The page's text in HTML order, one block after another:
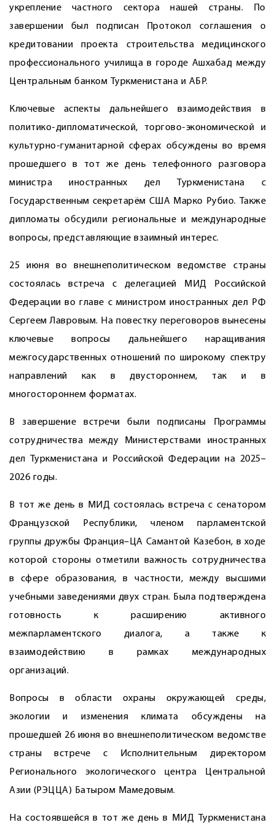
укрепление частного сектора нашей страны. По
завершении был подписан Протокол соглашения о
кредитовании проекта строительства медицинского
профессионального училища в городе Ашхабад между
Центральным банком Туркменистана и АБР.
Ключевые аспекты дальнейшего взаимодействия в
политико-дипломатической, торгово-экономической и
культурно-гуманитарной сферах обсуждены во время
прошедшего в тот же день телефонного разговора
министра иностранных дел Туркменистана с
Государственным секретарём США Марко Рубио. Также
дипломаты обсудили региональные и международные
вопросы, представляющие взаимный интерес.
25 июня во внешнеполитическом ведомстве страны
состоялась встреча с делегацией МИД Российской
Федерации во главе с министром иностранных дел РФ
Сергеем Лавровым. На повестку переговоров вынесены
ключевые вопросы дальнейшего наращивания
межгосударственных отношений по широкому спектру
направлений как в двустороннем, так и в
многостороннем форматах.
В завершение встречи были подписаны Программы
сотрудничества между Министерствами иностранных
дел Туркменистана и Российской Федерации на 2025–
2026 годы.
В тот же день в МИД состоялась встреча с сенатором
Французской Республики, членом парламентской
группы дружбы Франция–ЦА Самантой Казебон, в ходе
которой стороны отметили важность сотрудничества
в сфере образования, в частности, между высшими
учебными заведениями двух стран. Была подтверждена
готовность к расширению активного
межпарламентского диалога, а также к
взаимодействию в рамках международных
организаций.
Вопросы в области охраны окружающей среды,
экологии и изменения климата обсуждены на
прошедшей 26 июня во внешнеполитическом ведомстве
страны встрече с Исполнительным директором
Регионального экологического центра Центральной
Азии (РЭЦЦА) Батыром Мамедовым.
На состоявшейся в тот же день в МИД Туркменистана